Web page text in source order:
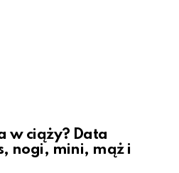
w ciąży? Data
nogi, mini, mąż i